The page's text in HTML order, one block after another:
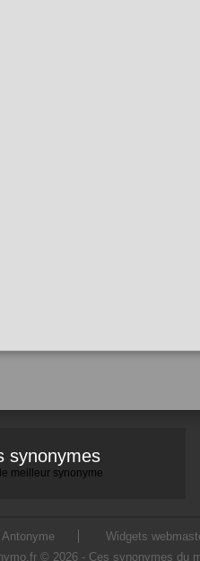
synonymes
meilleur synonyme
Antonyme Widgets
© 2026 - Ces synonymes